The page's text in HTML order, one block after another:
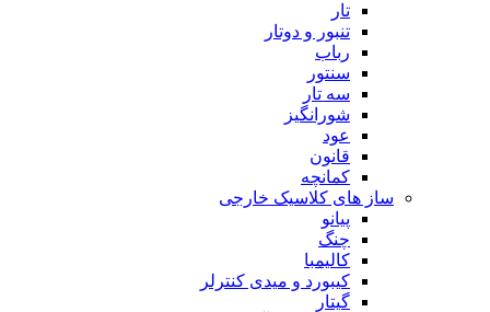
تار
تنبور و دوتار
رباب
سنتور
سه تار
شورانگیز
عود
قانون
کمانچه
ساز های کلاسیک خارجی
پیانو
چنگ
کالیمبا
کیبورد و میدی کنترلر
گیتار